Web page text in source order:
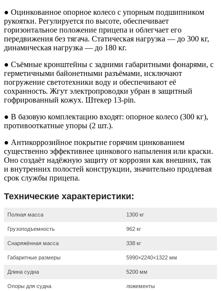
● Оцинкованное опорное колесо с упорным подшипником
рукоятки. Регулируется по высоте, обеспечивает
горизонтальное положение прицепа и облегчает его
передвижения без тягача. Статическая нагрузка — до 300 кг,
динамическая нагрузка — до 180 кг.
● Съёмные кронштейны с задними габаритными фонарями, с
герметичными байонетными разъёмами, исключают
погружение светотехники воду и обеспечивают её
сохранность. Жгут электропроводки убран в защитный
гофрированный кожух. Штекер 13-pin.
● В базовую комплектацию входят: опорное колесо (300 кг),
противооткатные упоры (2 шт.).
● Антикоррозийное покрытие горячим цинкованием
существенно эффективнее цинкового напыления или краски.
Оно создаёт надёжную защиту от коррозии как внешних, так
и внутренних полостей конструкции, значительно продлевая
срок службы прицепа.
Технические характеристики:
Полная масса 1300 кг
Грузоподъемность 962 кг
Снаряжённая масса 338 кг
Габаритные размеры 5990×2240×1322 мм
Длина судна 5200 мм
Опоры для судна ложементы